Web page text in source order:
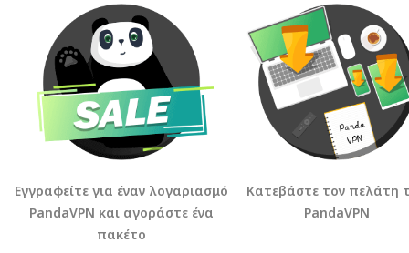
Εγγραφείτε για έναν λογαριασμό
PandaVPN και αγοράστε ένα
πακέτο
Κατεβάστε τον πελάτη
PandaVPN